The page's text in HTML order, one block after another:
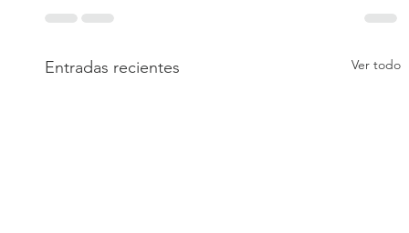
Entradas recientes Ver todo